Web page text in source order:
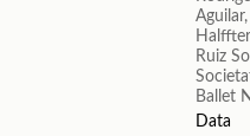
Ruiz
Ballet
Data